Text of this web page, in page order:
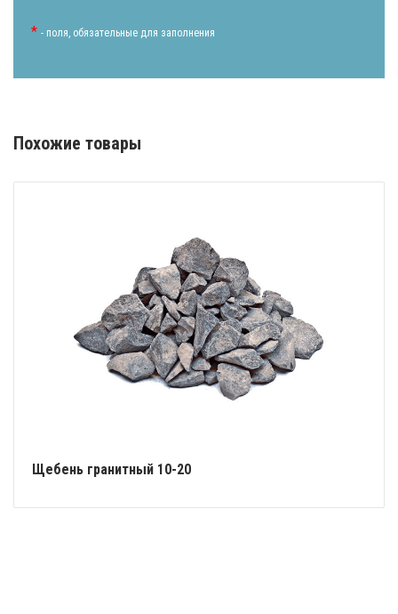
* - поля, обязательные для заполнения
Похожие товары
Щебень гранитный 10-20